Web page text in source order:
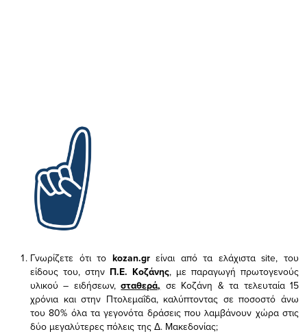
Γνωρίζετε ότι το kozan.gr είναι από τα ελάχισταsite, του
είδους του, στην Π.Ε. Κοζάνης, με παραγωγή πρωτογενούς
υλικού – ειδήσεων,σταθερά, σε Κοζάνη & τα τελευταία 15
χρόνια και στην Πτολεμαΐδα, καλύπτοντας σε ποσοστό άνω
του 80% όλα τα γεγονότα δράσεις που λαμβάνουν χώρα στις
δύο μεγαλύτερες πόλεις της Δ. Μακεδονίας;